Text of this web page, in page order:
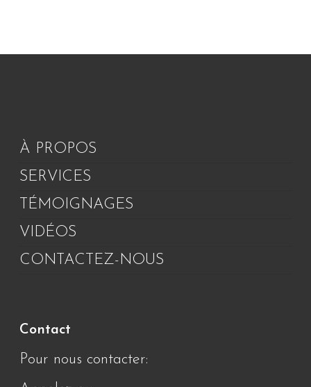
À PROPOS
SERVICES
TÉMOIGNAGES
VIDÉOS
CONTACTEZ-NOUS
Contact
Pour nous contacter: